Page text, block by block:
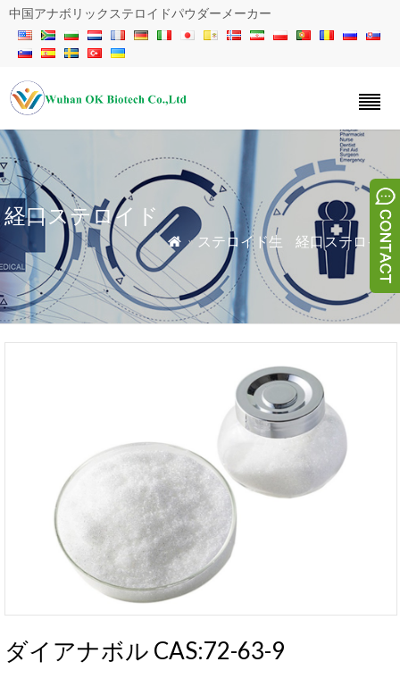
中国アナボリックステロイドパウダーメーカー
経口ステロイド
 »ステロイド生 経口ステロイド
ダイアナボル CAS:72-63-9